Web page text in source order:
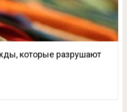
которые разрушают